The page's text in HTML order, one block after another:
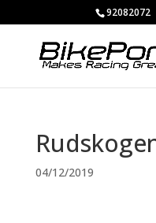
92082072
04/12/2019